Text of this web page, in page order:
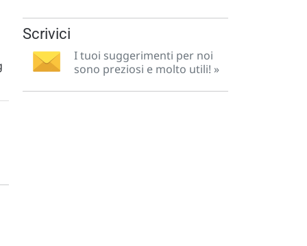
Scrivici
I tuoi suggerimenti per noi
sono preziosi e molto utili! »